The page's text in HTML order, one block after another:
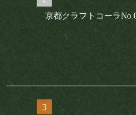
京都クラフトコーラ